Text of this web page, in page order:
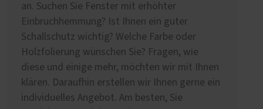
an. Suchen Sie Fenster mit erhöhter
Einbruchhemmung? Ist Ihnen ein guter
Schallschutz wichtig? Welche Farbe oder
Holzfolierung wünschen Sie? Fragen, wie
diese und einige mehr, möchten wir mit Ihnen
klären. Daraufhin erstellen wir Ihnen gerne ein
individuelles Angebot. Am besten, Sie